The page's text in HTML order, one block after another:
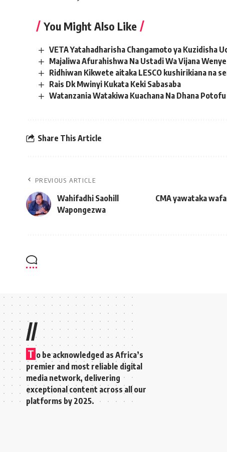
You Might Also Like
VETA Yatahadharisha Changamoto ya Kuzidisha
Majaliwa Afurahishwa Na Ustadi Wa Vijana
Ridhiwan Kikwete aitaka LESCO kushirikiana na
Rais Dk Mwinyi Kukata Keki Sabasaba
Watanzania Watakiwa Kuachana Na Dhana
Share This Article
PREVIOUS ARTICLE
Wahifadhi Saohill
Wapongezwa
CMA yawataka
//
T o be acknowledged as Africa’s
premier and most reliable digital
media network, delivering
exceptional content across all our
platforms by 2025.